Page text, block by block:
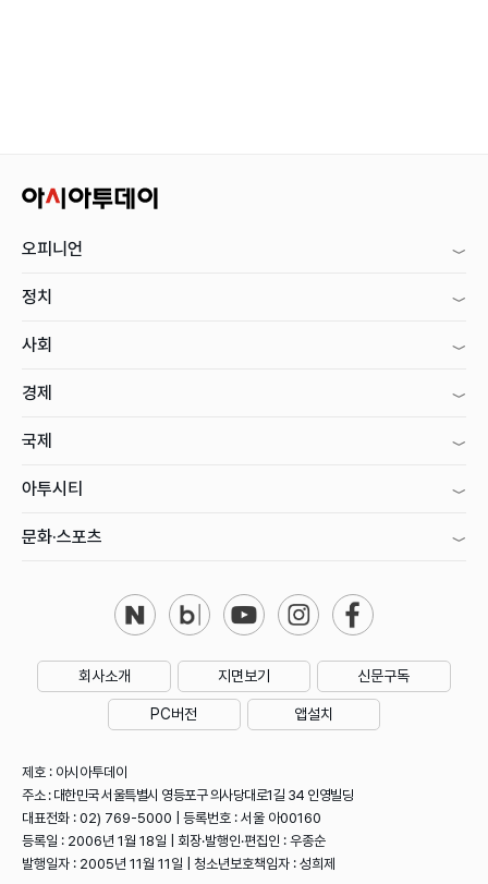
오피니언
정치
사회
경제
국제
아투시티
문화·스포츠
회사소개 지면보기 신문구독
PC버전 앱설치
제호 : 아시아투데이
주소 : 대한민국 서울특별시 영등포구 의사당대로1길 34 인영빌딩
대표전화 : 02) 769-5000 | 등록번호 : 서울 아00160
등록일 : 2006년 1월 18일 | 회장·발행인·편집인 : 우종순
발행일자 : 2005년 11월 11일 | 청소년보호책임자 : 성희제